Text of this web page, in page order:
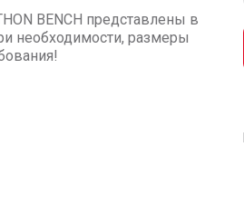
BENCH представлены в
необходимости, размеры